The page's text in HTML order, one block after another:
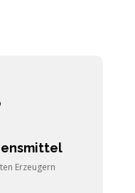
Erzeugern